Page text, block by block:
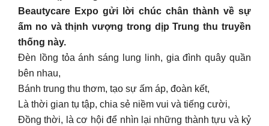
Beautycare Expo gửi lời chúc chân thành về sự
ấm no và thịnh vượng trong dịp Trung thu truyền
thống này.
Đèn lồng tỏa ánh sáng lung linh, gia đình quây quần
bên nhau,
Bánh trung thu thơm, tạo sự ấm áp, đoàn kết,
Là thời gian tụ tập, chia sẻ niềm vui và tiếng cười,
Đồng thời, là cơ hội để nhìn lại những thành tựu và kỷ